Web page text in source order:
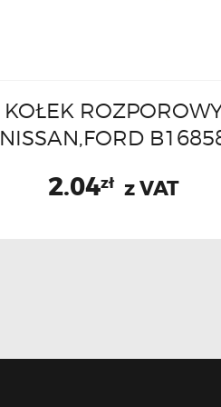
KOŁEK
NISSAN,FORD
2.04zł z VAT